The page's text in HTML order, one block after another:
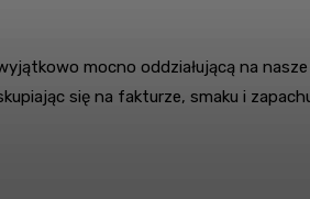
mocno oddziałującą na
się na fakturze, smaku i